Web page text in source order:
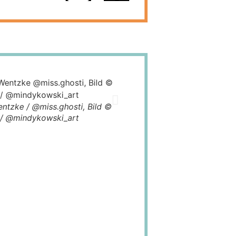
/ @miss.ghosti, Bild ©
@mindykowski_art